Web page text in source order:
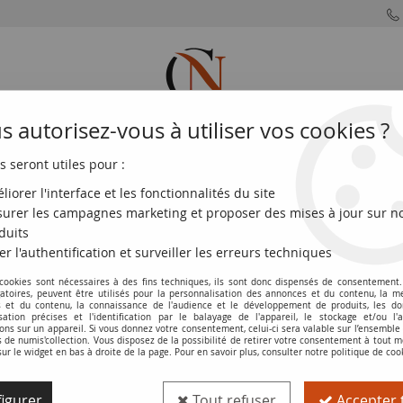
FRANÇAISES DU MONDE EUROS
50 Dollars - Errol Barrow - 2022 - Série J
Billet Barbade 50 Dollars - Errol
Réf. :100123761
autorisez-vous à utiliser vos cookies ?
seront utiles pour :
l'interface et les fonctionnalités du site
les campagnes marketing et proposer des mises à jour sur
l'authentification et surveiller les erreurs techniques
sont nécessaires à des fins techniques, ils sont donc dispensés de
peuvent être utilisés pour la personnalisation des annonces et du contenu, la
et du contenu, la connaissance de l'audience et le développement de produits, les
précises et l'identification par le balayage de l'appareil, le stockage et/ou
sur un appareil. Si vous donnez votre consentement, celui-ci sera valable sur l’ensemble
de numis'collection. Vous disposez de la possibilité de retirer votre consentement à tout
le widget en bas à droite de la page. Pour en savoir plus, consulter notre politique de